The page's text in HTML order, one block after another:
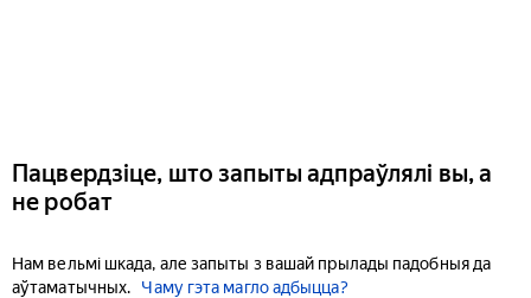
Пацвердзіце, што запыты адпраўлялі вы, а
не робат
Нам вельмі шкада, але запыты з вашай прылады падобныя да
аўтаматычных.
Чаму гэта магло адбыцца?